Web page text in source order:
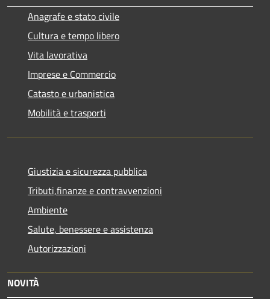
Anagrafe e stato civile
Cultura e tempo libero
Vita lavorativa
Imprese e Commercio
Catasto e urbanistica
Mobilità e trasporti
Giustizia e sicurezza pubblica
Tributi,finanze e contravvenzioni
Ambiente
Salute, benessere e assistenza
Autorizzazioni
NOVITÀ